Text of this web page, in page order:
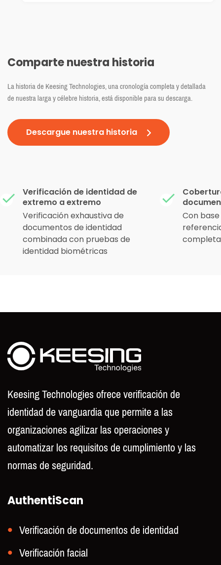
Comparte nuestra historia
La historia de Keesing Technologies, una cronología completa y detallada
de nuestra larga y célebre historia, está disponible para su descarga.
Descargue nuestra historia
Verificación de identidad de
extremo a extremo
Verificación exhaustiva de
documentos de identidad
combinada con pruebas de
identidad biométricas
Con
Keesing Technologies ofrece verificación de
identidad de vanguardia que permite a las
organizaciones agilizar las operaciones y
automatizar los requisitos de cumplimiento y las
normas de seguridad.
AuthentiScan
Verificación de documentos de identidad
Verificación facial